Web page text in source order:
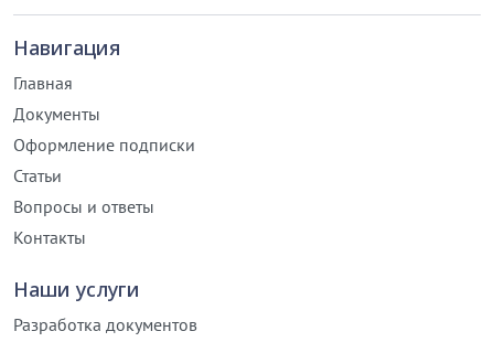
Навигация
Главная
Документы
Оформление подписки
Статьи
Вопросы и ответы
Контакты
Наши услуги
Разработка документов